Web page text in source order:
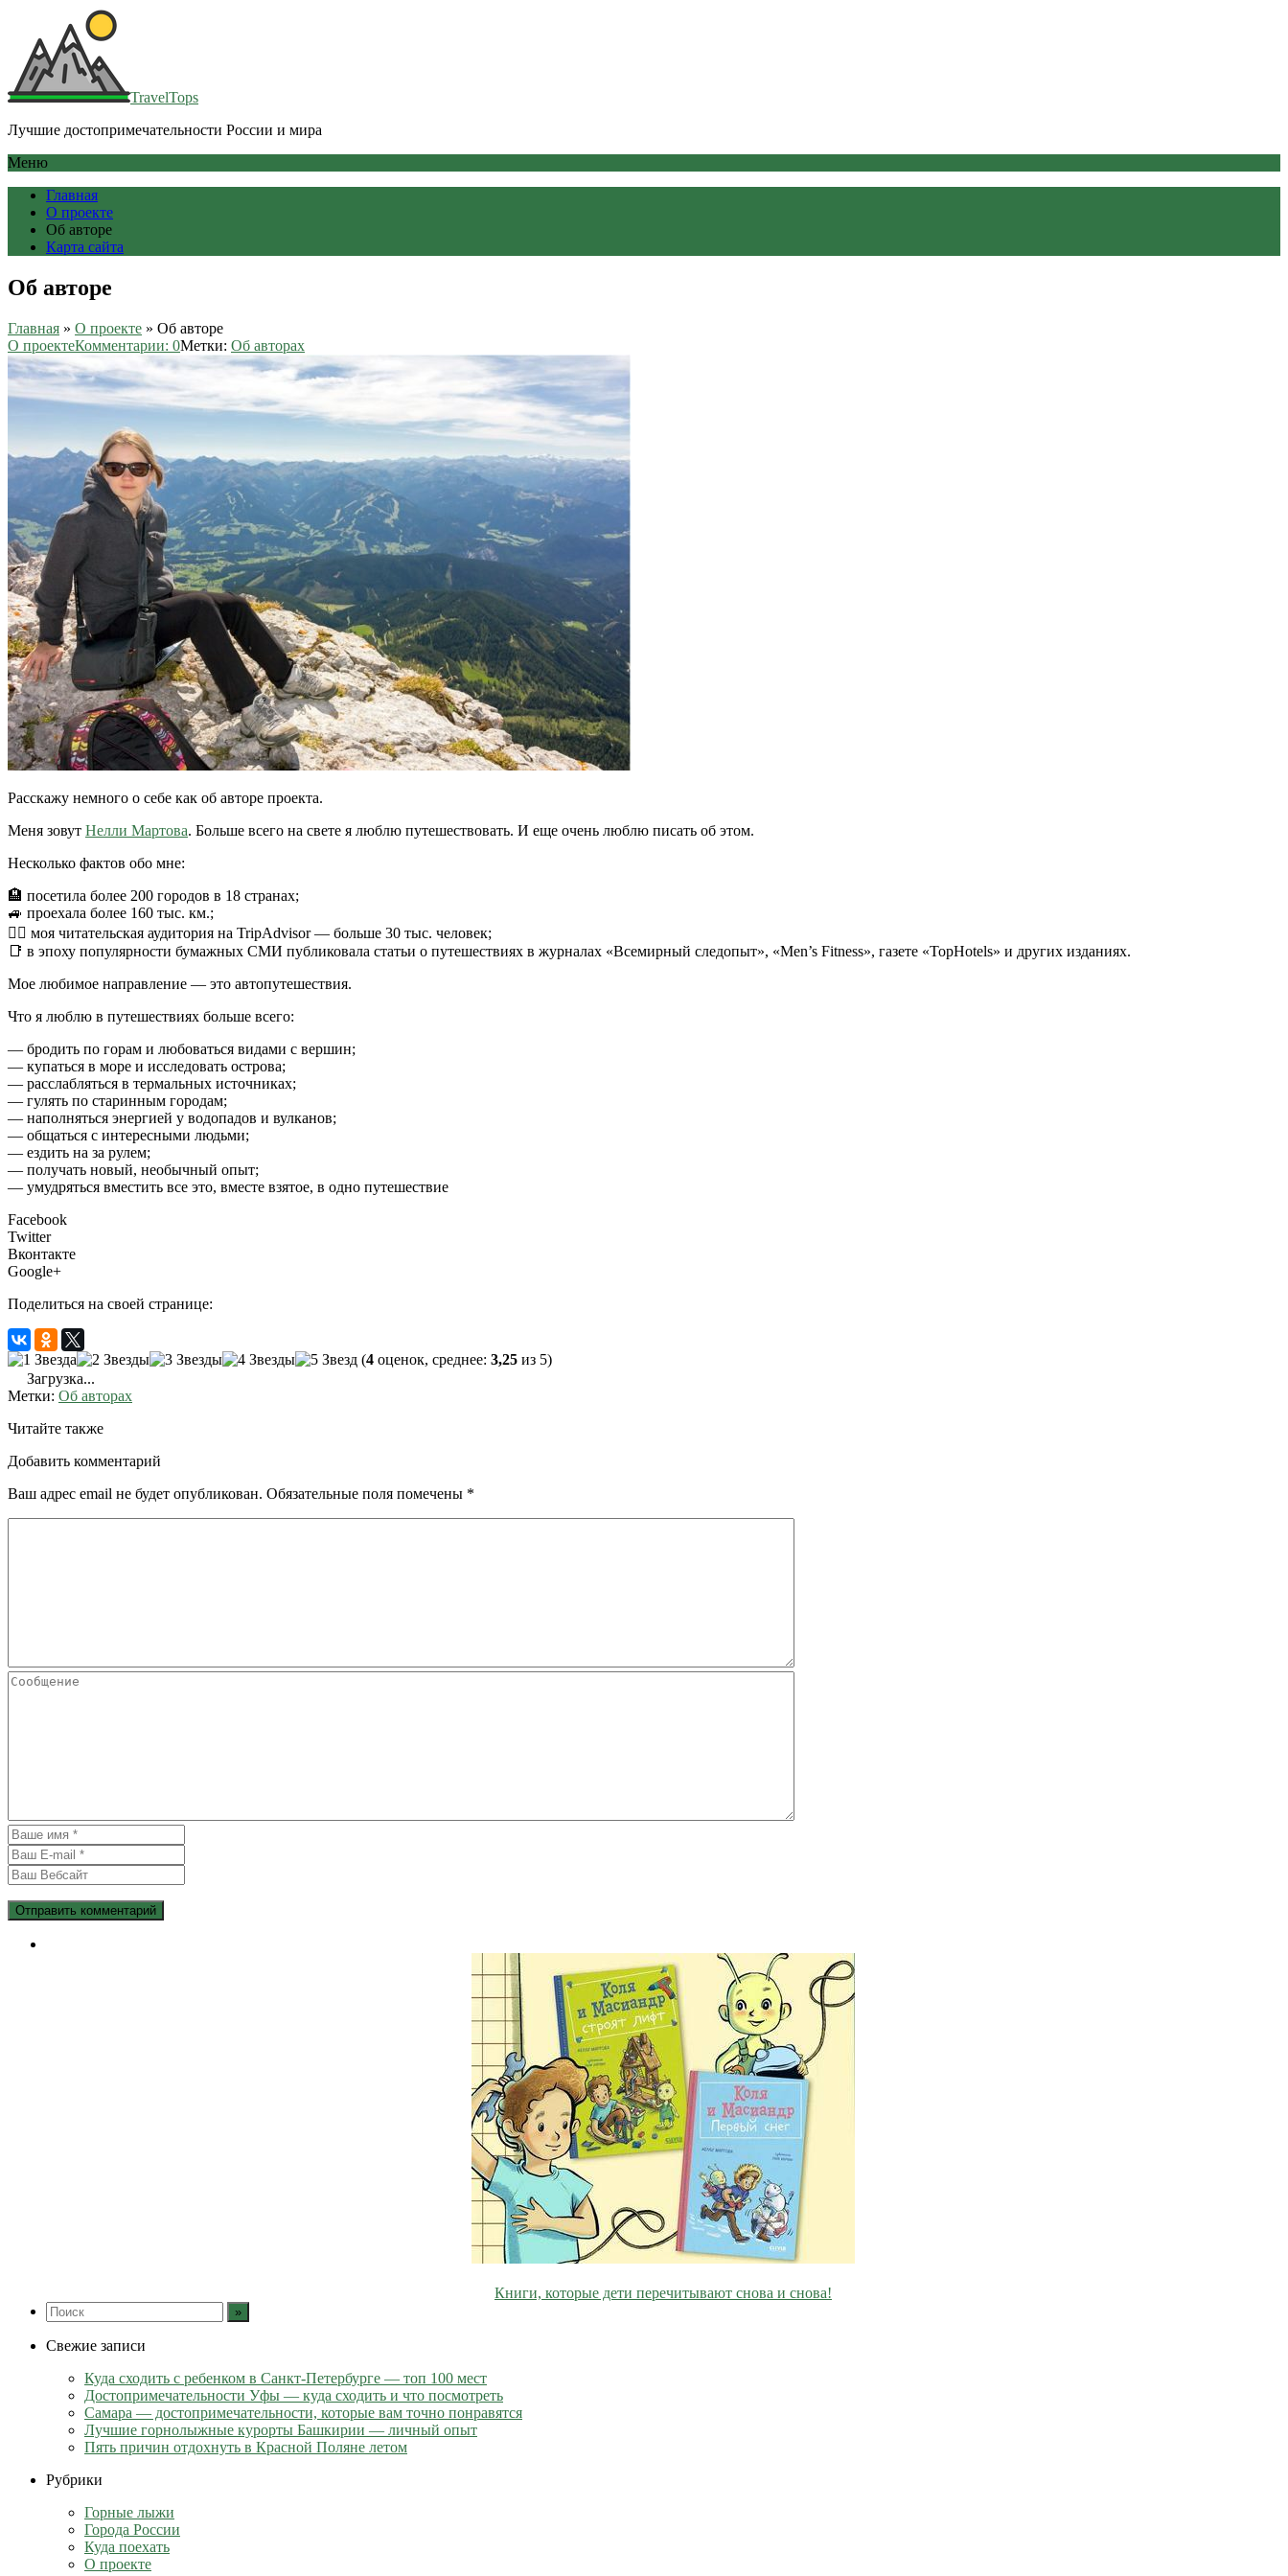
TravelTops
Лучшие достопримечательности России и мира
Меню
Главная
О проекте
Об авторе
Карта сайта
Об авторе
Главная » О проекте » Об авторе
О проектеКомментарии: 0Метки: Об авторах
Расскажу немного о себе как об авторе проекта.
Меня зовут Нелли Мартова. Больше всего на свете я люблю путешествовать. И еще очень люблю писать об этом.
Несколько фактов обо мне:
🏨 посетила более 200 городов в 18 странах;
🚙 проехала более 160 тыс. км.;
🙋‍♂️ моя читательская аудитория на TripAdvisor — больше 30 тыс. человек;
📑 в эпоху популярности бумажных СМИ публиковала статьи о путешествиях в журналах «Всемирный следопыт», «Men’s Fitness», газете «TopHotels» и других изданиях.
Мое любимое направление — это автопутешествия.
Что я люблю в путешествиях больше всего:
— бродить по горам и любоваться видами с вершин;
— купаться в море и исследовать острова;
— расслабляться в термальных источниках;
— гулять по старинным городам;
— наполняться энергией у водопадов и вулканов;
— общаться с интересными людьми;
— ездить на за рулем;
— получать новый, необычный опыт;
— умудряться вместить все это, вместе взятое, в одно путешествие
Facebook
Twitter
Вконтакте
Google+
Поделиться на своей странице:
(4 оценок, среднее: 3,25 из 5)
Загрузка...
Метки: Об авторах
Читайте также
Добавить комментарий
Ваш адрес email не будет опубликован. Обязательные поля помечены *
Книги, которые дети перечитывают снова и снова!
Свежие записи
Куда сходить с ребенком в Санкт-Петербурге — топ 100 мест
Достопримечательности Уфы — куда сходить и что посмотреть
Самара — достопримечательности, которые вам точно понравятся
Лучшие горнолыжные курорты Башкирии — личный опыт
Пять причин отдохнуть в Красной Поляне летом
Рубрики
Горные лыжи
Города России
Куда поехать
О проекте